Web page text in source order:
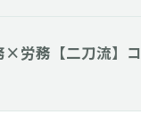
×労務【二刀流】コ